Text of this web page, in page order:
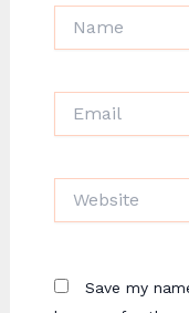
Save my